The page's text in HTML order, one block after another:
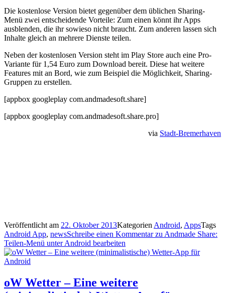
Die kostenlose Version bietet gegenüber dem üblichen Sharing-
Menü zwei entscheidende Vorteile: Zum einen könnt ihr Apps
ausblenden, die ihr sowieso nicht braucht. Zum anderen lassen sich
Inhalte gleich an mehrere Dienste teilen.
Neben der kostenlosen Version steht im Play Store auch eine Pro-
Variante für 1,54 Euro zum Download bereit. Diese hat weitere
Features mit an Bord, wie zum Beispiel die Möglichkeit, Sharing-
Gruppen zu erstellen.
[appbox googleplay com.andmadesoft.share]
[appbox googleplay com.andmadesoft.share.pro]
via Stadt-Bremerhaven
Veröffentlicht am 22. Oktober 2013Kategorien Android, AppsTags
Android App, newsSchreibe einen Kommentarzu Andmade Share:
Teilen-Menü unter Android bearbeiten
oW Wetter – Eine weitere